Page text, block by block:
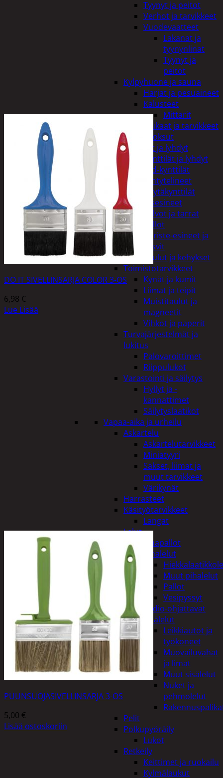
Tyynyt ja peitot
Verhot ja tarvikkeet
Vuodevaatteet
Lakanat ja
tyynynlinat
Tyynyt ja
peitot
Kylpyhuone ja sauna
Harjat ja pesuaineet
Kalusteet
Mittarit
Kiukaat ja tarvikkeet
Tuoksut
Kynttilät ja lyhdyt
Kynttilät ja lyhdyt
Led-kynttilät
Lyhtytelineet
Pöytäkynttilät
Sisustusesineet
Kalvot ja tarrat
Kellot
Koriste-esineet ja
kasvit
Taulut ja kehykset
Toimistotarvikkeet
Kynät ja kumit
Liimat ja teipit
Muistitaulut ja
magneetit
Vihkot ja paperit
Turvajärjestelmät ja
lukitus
Palovaroittimet
Riippulukot
Varastointi ja säilytys
Hyllyt ja -
kannattimet
Säilytyslaatikot
Vapaa-aika ja urheilu
Askartelu
Askartelutarvikkeet
Miniatyyri
Sakset, liimat ja
muut tarvikkeet
Värikynät
Harrasteet
Käsityötarvikkeet
Langat
Lelut
Ilmapallot
Pihalelut
Muut pihalelut
Pallot
Vesipyssyt
Radio-ohjattavat
Sisälelut
Leikkiautot ja
työkoneet
Muovailuvahat
ja limat
Muut sisälelut
Nuket ja
pehmolelut
Pelit
Polkupyöräily
Lukot
Retkeily
Keittimet ja ruokailu
Kylmälaukut
DO IT SIVELLINSARJA COLOR 3-OS
6,98 €
Lue Lisää
PUUNSUOJASIVELLINSARJA 3-OS
5,00 €
Lisää ostoskoriin